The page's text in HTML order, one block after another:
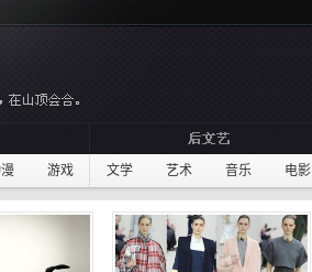
游戏 文学 艺术 音乐 电影